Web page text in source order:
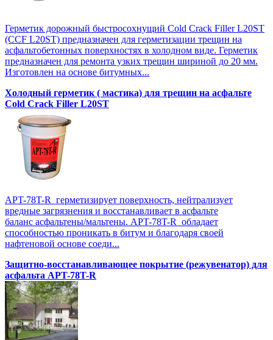
Герметик дорожный быстросохнущий Cold Crack Filler L20SТ
(CCF L20SТ) предназначен для герметизации трещин на
асфальтобетонных поверхностях в холодном виде. Герметик
предназначен для ремонта узких трещин шириной до 20 мм.
Изготовлен на основе битумных...
Холодный герметик ( мастика) для трещин на асфальте
Cold Crack Filler L20SТ
APT-78T-R герметизирует поверхность, нейтрализует
вредные загрязнения и восстанавливает в асфальте
баланс асфальтены/мальтены. APT-78T-R обладает
способностью проникать в битум и благодаря своей
нафтеновой основе соеди...
Защитно-восстанавливающее покрытие (режувенатор) для
асфальта APT-78T-R